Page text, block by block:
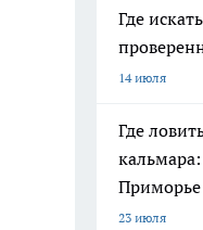
Где
14 июля
Где
Приморье
23 июля